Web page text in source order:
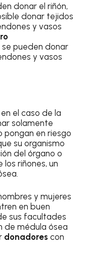
donar el riñón,
donar tejidos
y vasos
se pueden donar
y vasos
el caso de la
solamente
pongan en riesgo
su organismo
del órgano o
riñones, un
y mujeres
en buen
sus facultades
de médula ósea
donadorescon